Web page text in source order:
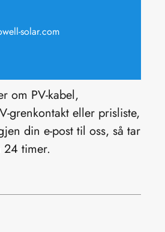
solar.com
om PV-kabel,
grenkontakt eller prisliste,
din e-post til oss, så tar
24 timer.